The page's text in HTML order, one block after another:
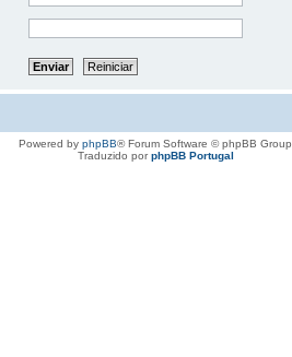
Powered by phpBB® Forum Software © phpBB Group
Traduzido porphpBB Portugal